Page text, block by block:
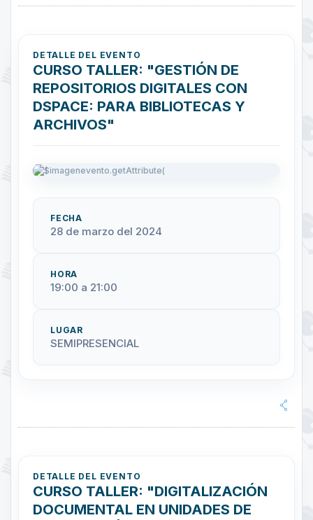
DETALLE DEL EVENTO
CURSO TALLER: "GESTIÓN DE
REPOSITORIOS DIGITALES CON
DSPACE: PARA BIBLIOTECAS Y
ARCHIVOS"
FECHA
28 de marzo del 2024
HORA
19:00 a 21:00
LUGAR
SEMIPRESENCIAL
DETALLE DEL EVENTO
CURSO TALLER: "DIGITALIZACIÓN
DOCUMENTAL EN UNIDADES DE